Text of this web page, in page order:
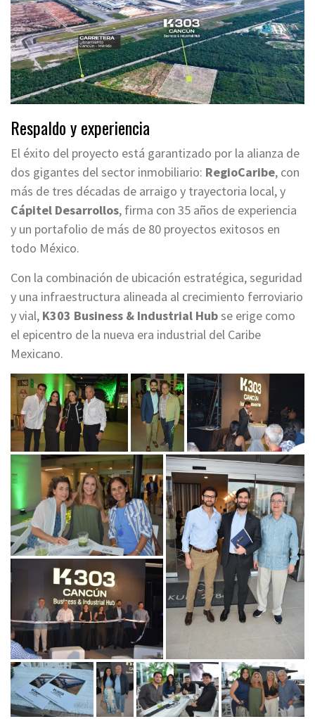
Respaldo y experiencia
El éxito del proyecto está garantizado por la alianza de
dos gigantes del sector inmobiliario: RegioCaribe, con
más de tres décadas de arraigo y trayectoria local, y
Cápitel Desarrollos, firma con 35 años de experiencia
y un portafolio de más de 80 proyectos exitosos en
todo México.
Con la combinación de ubicación estratégica, seguridad
y una infraestructura alineada al crecimiento ferroviario
y vial, K303 Business & Industrial Hubse erige como
el epicentro de la nueva era industrial del Caribe
Mexicano.